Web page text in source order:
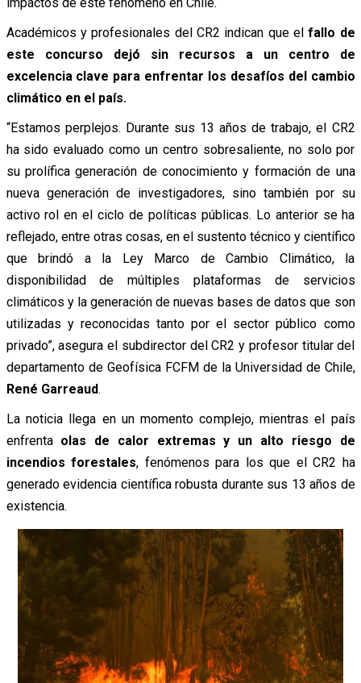
Académicos y profesionales del CR2 indican que elfallo de
este concurso dejó sin recursos a un centro de
excelencia clave para enfrentar los desafíos del cambio
climático en el país.
“Estamos perplejos. Durante sus 13 años de trabajo, el CR2
ha sido evaluado como un centro sobresaliente, no solo por
su prolífica generación de conocimiento y formación de una
nueva generación de investigadores, sino también por su
activo rol en el ciclo de políticas públicas. Lo anterior se ha
reflejado, entre otras cosas, en el sustento técnico y científico
que brindó a la Ley Marco de Cambio Climático, la
disponibilidad de múltiples plataformas de servicios
climáticos y la generación de nuevas bases de datos que son
utilizadas y reconocidas tanto por el sector público como
privado”, asegura el subdirector del CR2 y profesor titular del
departamento de Geofísica FCFM de la Universidad de Chile,
René Garreaud.
La noticia llega en un momento complejo, mientras el país
enfrenta olas de calor extremas y un alto riesgo de
incendios forestales, fenómenos para los que el CR2 ha
generado evidencia científica robusta durante sus 13 años de
existencia.